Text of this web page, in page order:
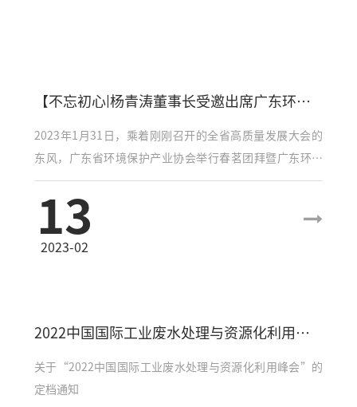
【不忘初心|杨青涛董事长受邀出席广东环保产业高质量发展咨询座谈会】
2023年1月31日，乘着刚刚召开的全省高质量发展大会的
东风，广东省环境保护产业协会举行春茗团拜暨广东环保
产业高质量发展咨询座谈会。
13
2023-02
2022中国国际工业废水处理与资源化利用峰会定档10月27-28日
关于“2022中国国际工业废水处理与资源化利用峰会”的
定档通知